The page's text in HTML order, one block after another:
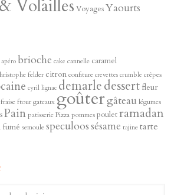
Volailles VoyagesYaourts
apéro brioche cake cannelle caramel
felder citronconfiture crevettes crumble crêpes
cyril lignac demarledessert fleur
fraiseftourgateaux goûtergâteaulégumes
PainpatisseriePizzapommespouletramadan
fumé semoulespeculoossésame tajinetarte